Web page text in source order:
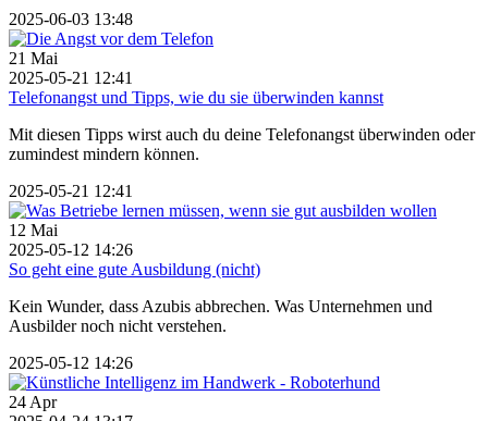
2025-06-03 13:48
21 Mai
2025-05-21 12:41
Telefonangst und Tipps, wie du sie überwinden kannst
Mit diesen Tipps wirst auch du deine Telefonangst überwinden oder
zumindest mindern können.
2025-05-21 12:41
12 Mai
2025-05-12 14:26
So geht eine gute Ausbildung (nicht)
Kein Wunder, dass Azubis abbrechen. Was Unternehmen und
Ausbilder noch nicht verstehen.
2025-05-12 14:26
24 Apr